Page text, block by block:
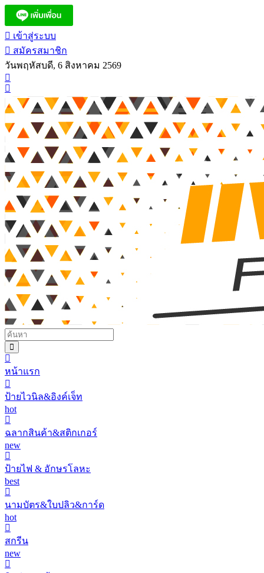
เข้าสู่ระบบ
สมัครสมาชิก
วันพฤหัสบดี, 6 สิงหาคม 2569
หน้าแรก
ป้ายไวนิล&อิงค์เจ็ท
hot
ฉลากสินค้า&สติกเกอร์
new
ป้ายไฟ & อักษรโลหะ
best
นามบัตร&ใบปลิว&การ์ด
hot
สกรีน
new